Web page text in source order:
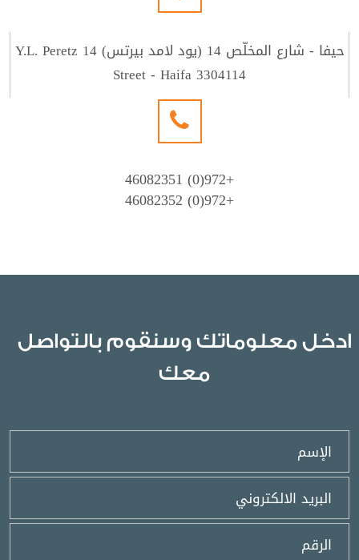
حيفا - شارع المخلّص 14 (يود لامد بيرتس) 14 Y.L. Peretz
Street - Haifa 3304114
+972(0) 46082351
+972(0) 46082352
ادخل معلوماتك وسنقوم بالتواصل
معك